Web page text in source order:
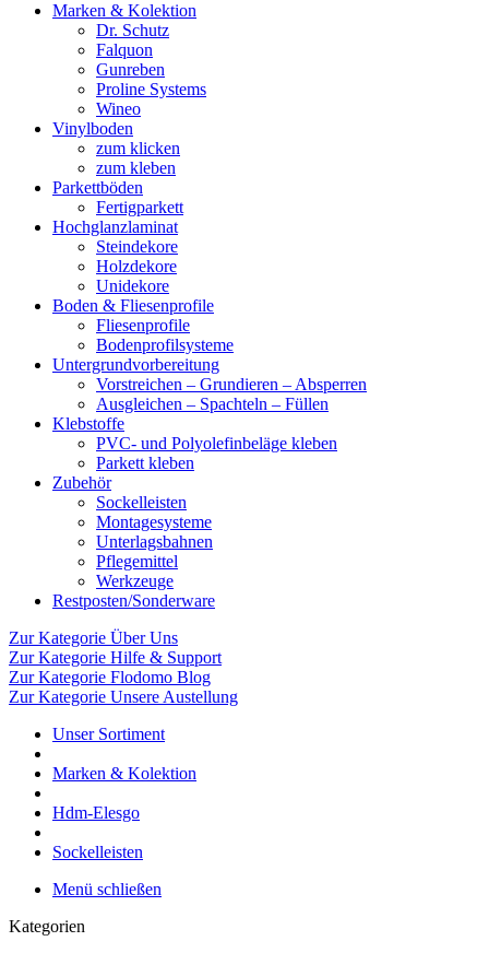
Marken & Kolektion
Dr. Schutz
Falquon
Gunreben
Proline Systems
Wineo
Vinylboden
zum klicken
zum kleben
Parkettböden
Fertigparkett
Hochglanzlaminat
Steindekore
Holzdekore
Unidekore
Boden & Fliesenprofile
Fliesenprofile
Bodenprofilsysteme
Untergrundvorbereitung
Vorstreichen – Grundieren – Absperren
Ausgleichen – Spachteln – Füllen
Klebstoffe
PVC- und Polyolefinbeläge kleben
Parkett kleben
Zubehör
Sockelleisten
Montagesysteme
Unterlagsbahnen
Pflegemittel
Werkzeuge
Restposten/Sonderware
Zur Kategorie Über Uns
Zur Kategorie Hilfe & Support
Zur Kategorie Flodomo Blog
Zur Kategorie Unsere Austellung
Unser Sortiment
Marken & Kolektion
Hdm-Elesgo
Sockelleisten
Menü schließen
Kategorien